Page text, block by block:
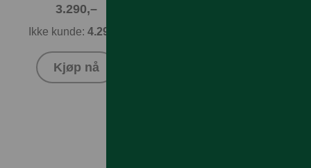
3.290,–
Ikke kunde: 4.290,–
Kjøp nå